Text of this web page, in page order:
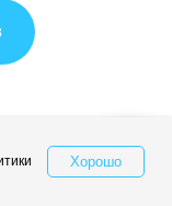
вы
с нами Хорошо